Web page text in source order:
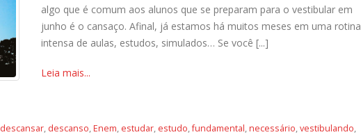
algo que é comum aos alunos que se preparam para o vestibular em
junho é o cansaço. Afinal, já estamos há muitos meses em uma rotina
intensa de aulas, estudos, simulados… Se você [...]
Leia mais...
descansar, descanso,Enem, estudar, estudo,fundamental,necessário,vestibulando,